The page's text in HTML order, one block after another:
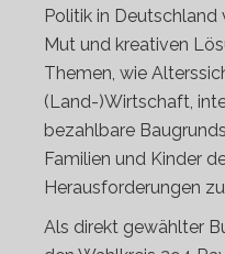
Politik in
Mut und kreativen
Themen, wie
(Land-)Wirtschaft,
bezahlbare
Familien und Kinder
Herausforderungen
Als direkt gewählter